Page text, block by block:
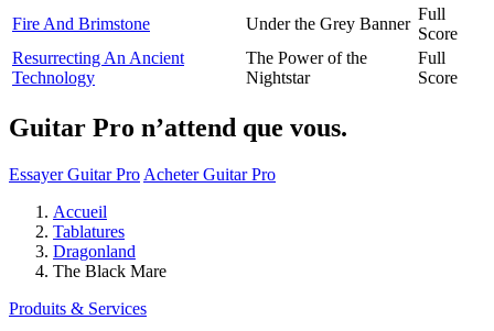
Fire And Brimstone
Under the Grey Banner
Full
Score
Resurrecting An Ancient
Technology
The Power of the
Nightstar
Full
Score
Guitar Pro n’attend que vous.
Essayer Guitar Pro Acheter Guitar Pro
Accueil
Tablatures
Dragonland
The Black Mare
Produits & Services